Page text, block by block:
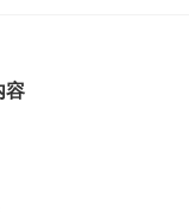
容